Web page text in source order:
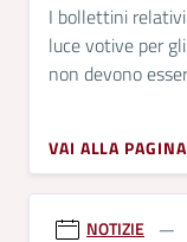
I bollettini
luce votive per
non devono
VAI ALLA PAGINA
NOTIZIE